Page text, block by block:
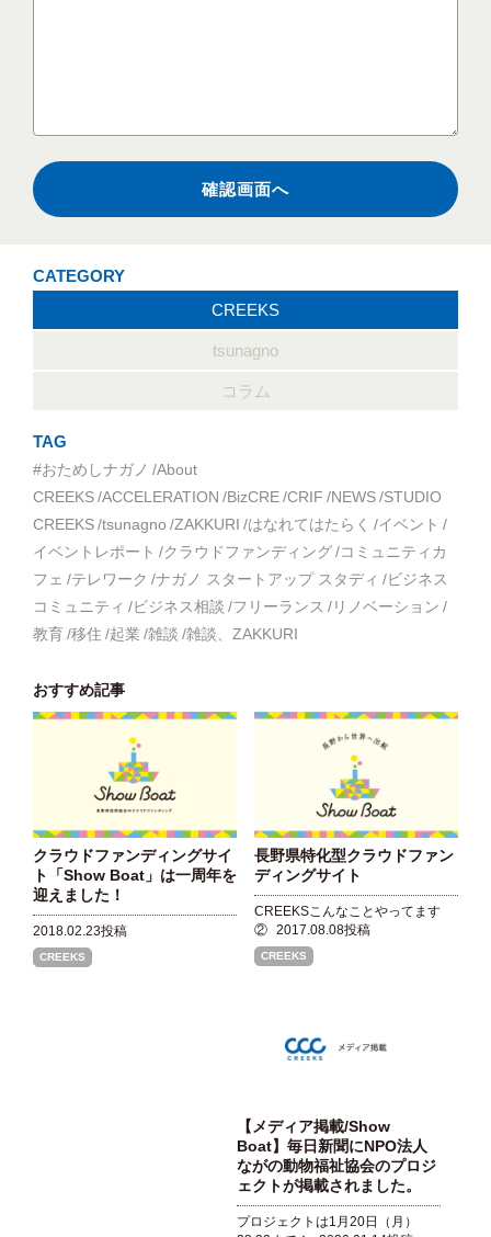
CATEGORY
CREEKS
tsunagno
コラム
TAG
#おためしナガノ
About
CREEKS ACCELERATION BizCRE CRIF NEWS STUDIO
CREEKS tsunagno ZAKKURI はなれてはたらく
イベント
イベントレポート
クラウドファンディング コミュニティカ
フェ
テレワーク ナガノ スタートアップ スタディ
ビジネス
コミュニティ
ビジネス相談 フリーランス
リノベーション
教育 移住 起業 雑談 雑談、ZAKKURI
おすすめ記事
クラウドファンディングサイ
ト「Show Boat」は一周年を
迎えました！
2018.02.23投稿
CREEKS
長野県特化型クラウドファン
ディングサイト
CREEKSこんなことやってます
② 2017.08.08投稿
CREEKS
【メディア掲載/Show
Boat】毎日新聞にNPO法人
ながの動物福祉協会のプロジ
ェクトが掲載されました。
プロジェクトは1月20日（月）